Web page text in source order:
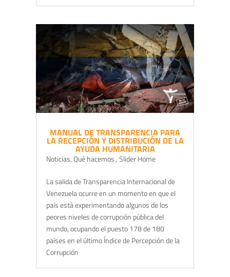
MANUAL DE TRANSPARENCIA PARA
LA RECEPCIÓN Y DISTRIBUCIÓN DE LA
AYUDA HUMANITARIA
Noticias,Qué hacemos,Slider Home
La salida de Transparencia Internacional de
Venezuela ocurre en un momento en que el
país está experimentando algunos de los
peores niveles de corrupción pública del
mundo, ocupando el puesto 178 de 180
países en el último Índice de Percepción de la
Corrupción